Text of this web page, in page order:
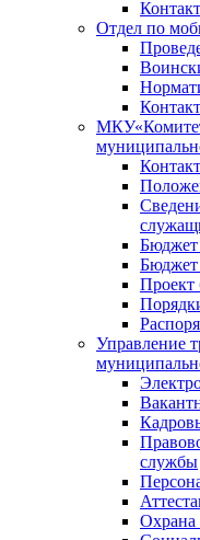
Отдел по
Бюджет
Бюджет
Проект
Управление
службы
Охрана